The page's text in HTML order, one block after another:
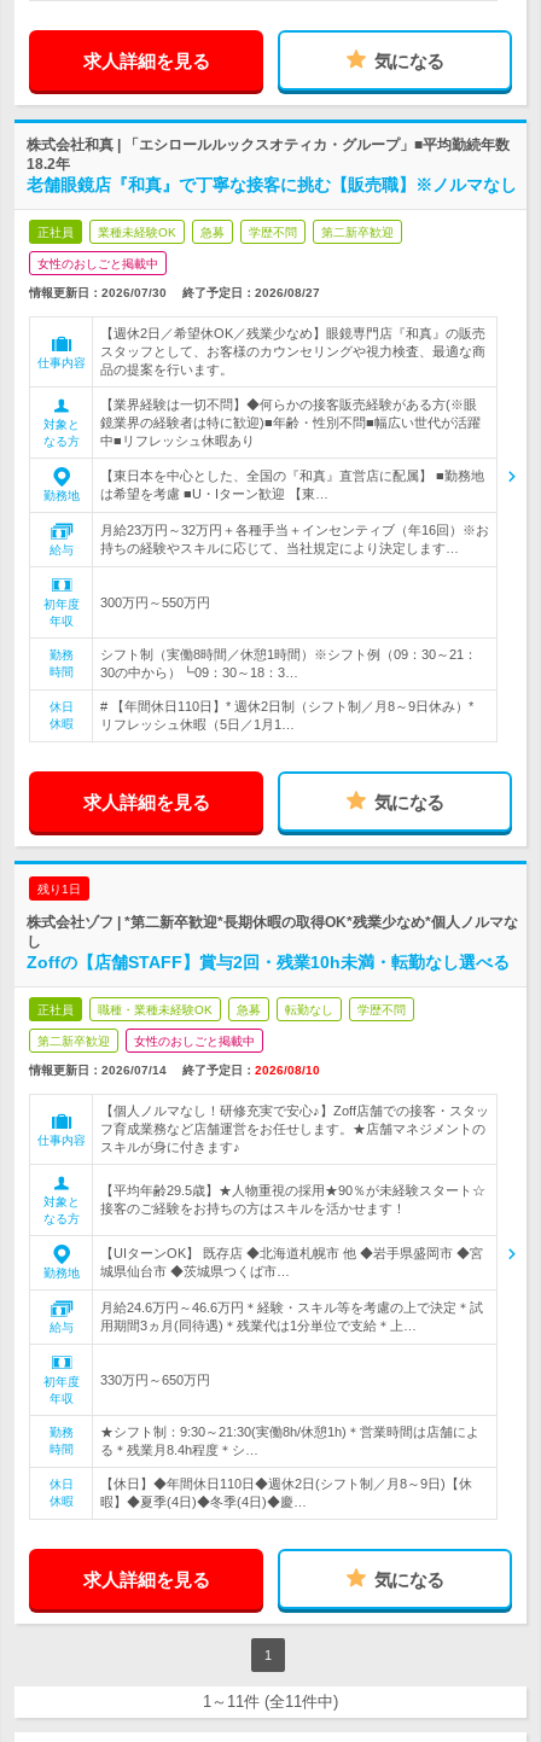
求人詳細を見る 気になる
株式会社和真 | 「エシロールルックスオティカ・グループ」■平均勤続年数
18.2年
老舗眼鏡店『和真』で丁寧な接客に挑む【販売職】※ノルマなし
正社員 業種未経験OK 急募 学歴不問 第二新卒歓迎
女性のおしごと掲載中
情報更新日：2026/07/30 終了予定日： 2026/08/27
仕事内容
【週休2日／希望休OK／残業少なめ】眼鏡専門店『和真』の販売
スタッフとして、お客様のカウンセリングや視力検査、最適な商
品の提案を行います。
対象と
なる方
【業界経験は一切不問】◆何らかの接客販売経験がある方(※眼
鏡業界の経験者は特に歓迎)■年齢・性別不問■幅広い世代が活躍
中■リフレッシュ休暇あり
勤務地
【東日本を中心とした、全国の『和真』直営店に配属】 ■勤務地
は希望を考慮 ■U・Iターン歓迎 【東…
給与
月給23万円～32万円＋各種手当＋インセンティブ（年16回）※お
持ちの経験やスキルに応じて、当社規定により決定します…
初年度
年収
300万円～550万円
勤務
時間
シフト制（実働8時間／休憩1時間）※シフト例（09：30～21：
30の中から）┗09：30～18：3…
休日
休暇
# 【年間休日110日】* 週休2日制（シフト制／月8～9日休み）*
リフレッシュ休暇（5日／1月1…
求人詳細を見る 気になる
残り1日
株式会社ゾフ | *第二新卒歓迎*長期休暇の取得OK*残業少なめ*個人ノルマな
し
Zoffの【店舗STAFF】賞与2回・残業10h未満・転勤なし選べる
正社員 職種・業種未経験OK 急募 転勤なし 学歴不問
第二新卒歓迎 女性のおしごと掲載中
情報更新日：2026/07/14 終了予定日： 2026/08/10
仕事内容
【個人ノルマなし！研修充実で安心♪】Zoff店舗での接客・スタッ
フ育成業務など店舗運営をお任せします。★店舗マネジメントの
スキルが身に付きます♪
対象と
なる方
【平均年齢29.5歳】★人物重視の採用★90％が未経験スタート☆
接客のご経験をお持ちの方はスキルを活かせます！
勤務地
【UIターンOK】 既存店 ◆北海道札幌市 他 ◆岩手県盛岡市 ◆宮
城県仙台市 ◆茨城県つくば市…
給与
月給24.6万円～46.6万円＊経験・スキル等を考慮の上で決定＊試
用期間3ヵ月(同待遇)＊残業代は1分単位で支給＊上…
初年度
年収
330万円～650万円
勤務
時間
★シフト制：9:30～21:30(実働8h/休憩1h)＊営業時間は店舗によ
る＊残業月8.4h程度＊シ…
休日
休暇
【休日】◆年間休日110日◆週休2日(シフト制／月8～9日)【休
暇】◆夏季(4日)◆冬季(4日)◆慶…
求人詳細を見る 気になる
1
1～11件 (全11件中)